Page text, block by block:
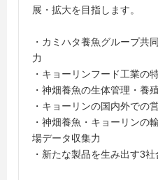
展・拡大を目指します。
・カミハタ養魚グループ共
力
・キョーリンフード工業の
・神畑養魚の生体管理・養
・キョーリンの国内外での
・神畑養魚・キョーリンの
場データ収集力
・新たな製品を生み出す3